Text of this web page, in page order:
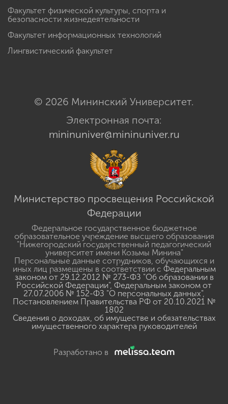
Факультет физической культуры, спорта и
безопасности жизнедеятельности
Факультет информационных технологий
Лингвистический факультет
© 2026 Мининский Университет.
Электронная почта:
mininuniver@mininuniver.ru
Министерство просвещения Российской
Федерации
Федеральное государственное бюджетное
образовательное учреждение высшего образования
"Нижегородский государственный педагогический
университет имени Козьмы Минина"
Персональные данные сотрудников, обучающихся и
иных лиц размещены в соответствии с Федеральным
законом от 29.12.2012 № 273-ФЗ "Об образовании в
Российской Федерации", Федеральным законом от
27.07.2006 № 152-ФЗ "О персональных данных",
Постановлением Правительства РФ от 20.10.2021 №
1802
Сведения о доходах, об имуществе и обязательствах
имущественного характера руководителей
Разработано в